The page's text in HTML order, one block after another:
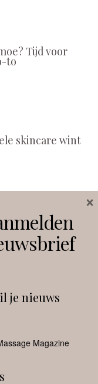
Tijd voor
to
skincare wint
je nieuws
Magazine
×